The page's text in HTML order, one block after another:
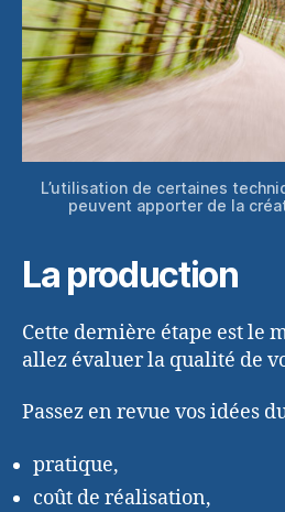
L’utilisation de certaines
peuvent apporter de la
La production
Cette dernière étape est le
allez évaluer la qualité de
Passez en revue vos idées
pratique,
coût de réalisation,